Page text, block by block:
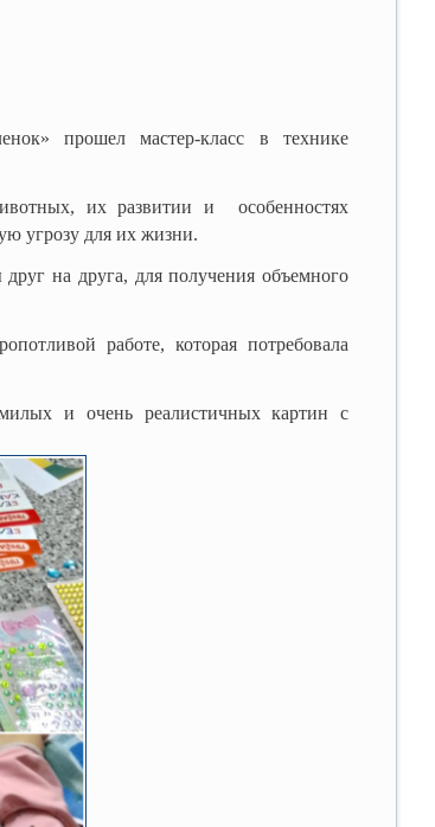
прошел мастер-класс в технике
их развитии и особенностях
угрозу для их жизни.
на друга, для получения объемного
работе, которая потребовала
и очень реалистичных картин с